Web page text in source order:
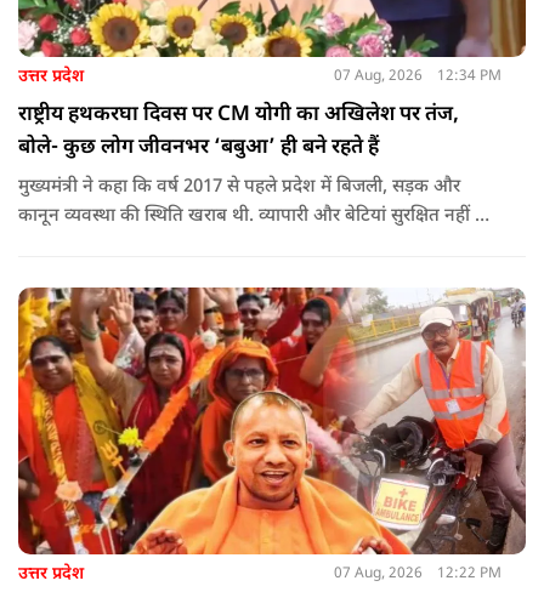
उत्तर प्रदेश 07 Aug, 2026 12:34 PM
राष्ट्रीय हथकरघा दिवस पर CM योगी का अखिलेश पर तंज,
बोले- कुछ लोग जीवनभर ‘बबुआ’ ही बने रहते हैं
मुख्यमंत्री ने कहा कि वर्ष 2017 से पहले प्रदेश में बिजली, सड़क और
कानून व्यवस्था की स्थिति खराब थी. व्यापारी और बेटियां सुरक्षित नहीं थीं.
हस्तशिल्पियों को उठाना पड़ा.
उत्तर प्रदेश 07 Aug, 2026 12:22 PM